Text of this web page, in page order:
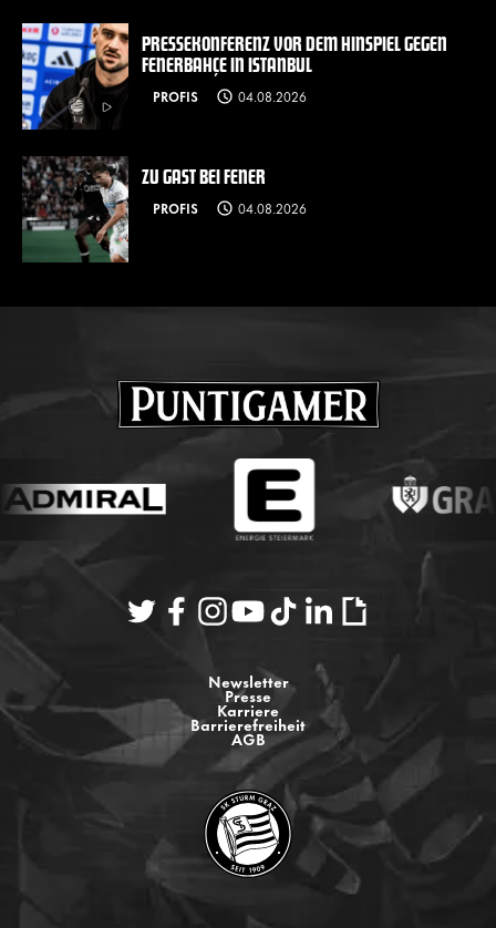
PRESSEKONFERENZ VOR DEM HINSPIEL GEGEN
FENERBAHÇE IN ISTANBUL
PROFIS 04.08.2026
ZU GAST BEI FENER
PROFIS 04.08.2026
Newsletter
Presse
Karriere
Barrierefreiheit
AGB